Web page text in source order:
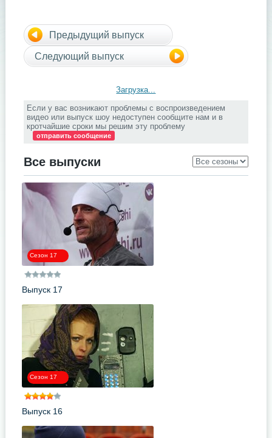
Предыдущий выпуск
Следующий выпуск
Загрузка...
Если у вас возникают проблемы с воспроизведением
видео или выпуск шоу недоступен сообщите нам и в
кротчайшие сроки мы решим эту проблему
отправить сообщение
Все выпуски
Сезон 17
Выпуск 17
Сезон 17
Выпуск 16